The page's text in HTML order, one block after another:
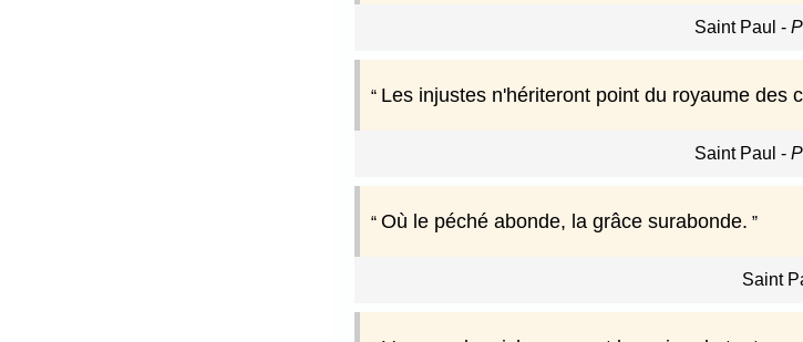
Saint Paul -
Les injustes n'hériteront point du royaume des
Saint Paul -
Où le péché abonde, la grâce surabonde.
Saint